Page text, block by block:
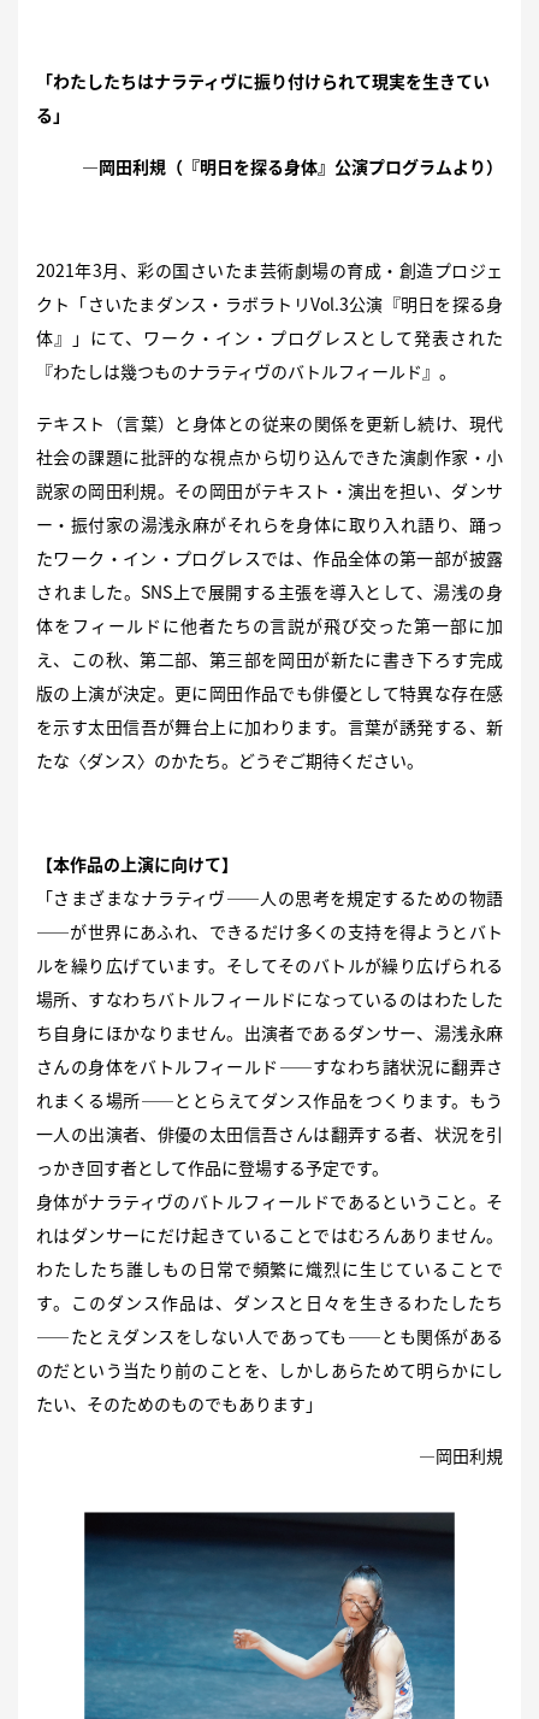
「わたしたちはナラティヴに振り付けられて現実を生きてい
る」
―岡田利規（『明日を探る身体』公演プログラムより）
2021年3月、彩の国さいたま芸術劇場の育成・創造プロジェ
クト「さいたまダンス・ラボラトリVol.3公演『明日を探る身
体』」にて、ワーク・イン・プログレスとして発表された
『わたしは幾つものナラティヴのバトルフィールド』。
テキスト（言葉）と身体との従来の関係を更新し続け、現代
社会の課題に批評的な視点から切り込んできた演劇作家・小
説家の岡田利規。その岡田がテキスト・演出を担い、ダンサ
ー・振付家の湯浅永麻がそれらを身体に取り入れ語り、踊っ
たワーク・イン・プログレスでは、作品全体の第一部が披露
されました。SNS上で展開する主張を導入として、湯浅の身
体をフィールドに他者たちの言説が飛び交った第一部に加
え、この秋、第二部、第三部を岡田が新たに書き下ろす完成
版の上演が決定。更に岡田作品でも俳優として特異な存在感
を示す太田信吾が舞台上に加わります。言葉が誘発する、新
たな〈ダンス〉のかたち。どうぞご期待ください。
【本作品の上演に向けて】
「さまざまなナラティヴ――人の思考を規定するための物語
――が世界にあふれ、できるだけ多くの支持を得ようとバト
ルを繰り広げています。そしてそのバトルが繰り広げられる
場所、すなわちバトルフィールドになっているのはわたした
ち自身にほかなりません。出演者であるダンサー、湯浅永麻
さんの身体をバトルフィールド――すなわち諸状況に翻弄さ
れまくる場所――ととらえてダンス作品をつくります。もう
一人の出演者、俳優の太田信吾さんは翻弄する者、状況を引
っかき回す者として作品に登場する予定です。
身体がナラティヴのバトルフィールドであるということ。そ
れはダンサーにだけ起きていることではむろんありません。
わたしたち誰しもの日常で頻繁に熾烈に生じていることで
す。このダンス作品は、ダンスと日々を生きるわたしたち
――たとえダンスをしない人であっても――とも関係がある
のだという当たり前のことを、しかしあらためて明らかにし
たい、そのためのものでもあります」
―岡田利規